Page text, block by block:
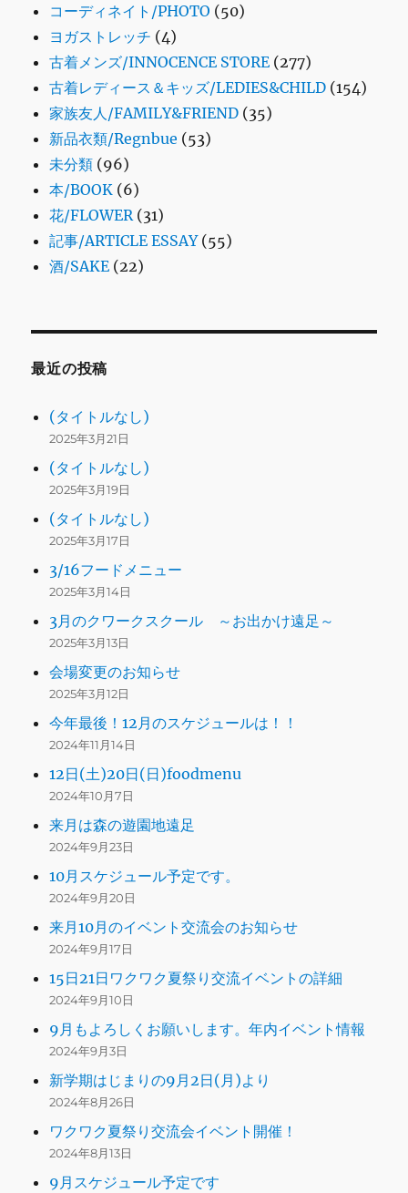
コーディネイト/PHOTO (50)
ヨガストレッチ (4)
古着メンズ/INNOCENCE STORE (277)
古着レディース＆キッズ/LEDIES&CHILD (154)
家族友人/FAMILY&FRIEND (35)
新品衣類/Regnbue (53)
未分類 (96)
本/BOOK (6)
花/FLOWER (31)
記事/ARTICLE ESSAY(55)
酒/SAKE (22)
最近の投稿
(タイトルなし)
2025年3月21日
(タイトルなし)
2025年3月19日
(タイトルなし)
2025年3月17日
3/16フードメニュー
2025年3月14日
3月のクワークスクール ～お出かけ遠足～
2025年3月13日
会場変更のお知らせ
2025年3月12日
今年最後！12月のスケジュールは！！
2024年11月14日
12日(土)20日(日)foodmenu
2024年10月7日
来月は森の遊園地遠足
2024年9月23日
10月スケジュール予定です。
2024年9月20日
来月10月のイベント交流会のお知らせ
2024年9月17日
15日21日ワクワク夏祭り交流イベントの詳細
2024年9月10日
9月もよろしくお願いします。年内イベント情報
2024年9月3日
新学期はじまりの9月2日(月)より
2024年8月26日
ワクワク夏祭り交流会イベント開催！
2024年8月13日
9月スケジュール予定です